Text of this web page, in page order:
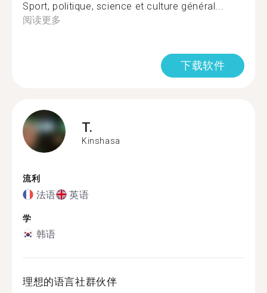
Sport, politique, science et culture général...
阅读更多
下载软件
T.
Kinshasa
流利
法语 英语
学
韩语
理想的语言社群伙伴